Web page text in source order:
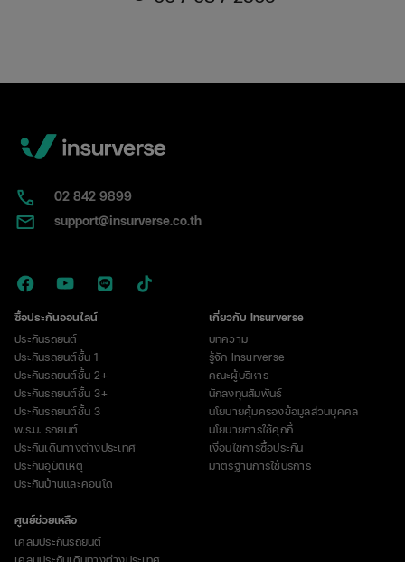
รวม
ปัญหา
ด่วน
คน
ต้อง
02​ 842 9899
support@insurverse.co.th
ซื้อประกันออนไลน์
ประกันรถยนต์
ประกันรถยนต์ชั้น 1
ประกันรถยนต์ชั้น 2+
ประกันรถยนต์ชั้น 3+
ประกันรถยนต์ชั้น 3
พ.ร.บ. รถยนต์
ประกันเดินทางต่างประเทศ
ประกันอุบัติเหตุ
ประกันบ้านและคอนโด
เกี่ยวกับ Insurverse
บทความ
รู้จัก Insurverse
คณะผู้บริหาร
นักลงทุนสัมพันธ์
นโยบายคุ้มครองข้อมูลส่วนบุคคล
นโยบายการใช้คุกกี้
เงื่อนไขการซื้อประกัน
มาตรฐานการใช้บริการ
ศูนย์ช่วยเหลือ
เคลมประกันรถยนต์